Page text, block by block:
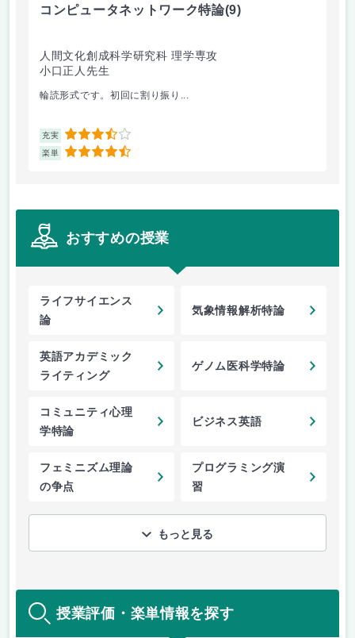
コンピュータネットワーク特論(9)
人間文化創成科学研究科 理学専攻
小口正人先生
輪読形式です。初回に割り振り...
充実 3.5
楽単 4.5
おすすめの授業
ライフサイエンス
論
気象情報解析特論
英語アカデミック
ライティング
ゲノム医科学特論
コミュニティ心理
学特論
ビジネス英語
フェミニズム理論
の争点
プログラミング演
習
もっと見る
授業評価・楽単情報を探す